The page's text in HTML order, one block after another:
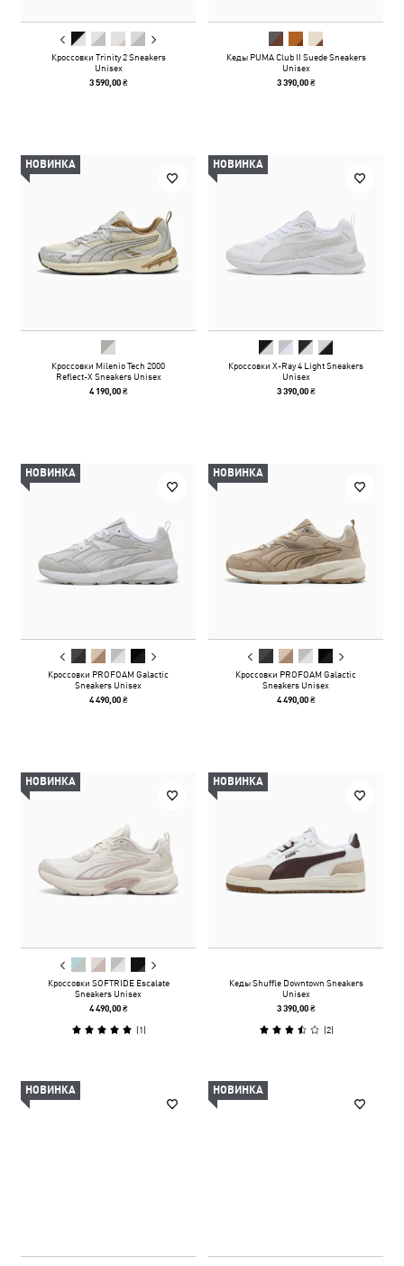
Кроссовки Trinity 2 Sneakers
Unisex
3 590,00 ₴
Кеды PUMA Club II Suede Sneakers
Unisex
3 390,00 ₴
НОВИНКА
Кроссовки Milenio Tech 2000
Reflect-X Sneakers Unisex
4 190,00 ₴
НОВИНКА
Кроссовки X-Ray 4 Light Sneakers
Unisex
3 390,00 ₴
НОВИНКА
Кроссовки PROFOAM Galactic
Sneakers Unisex
4 490,00 ₴
НОВИНКА
Кроссовки PROFOAM Galactic
Sneakers Unisex
4 490,00 ₴
НОВИНКА
Кроссовки SOFTRIDE Escalate
Sneakers Unisex
4 490,00 ₴
(1)
НОВИНКА
Кеды Shuffle Downtown Sneakers
Unisex
3 390,00 ₴
(2)
НОВИНКА НОВИНКА